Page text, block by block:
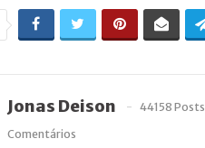
Jonas Deison
44158 Posts
Comentários